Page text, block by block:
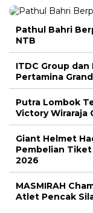
Pathul Bahri
NTB
ITDC Group
Pertamina
Putra Lombok
Victory Wiraraja
Giant Helmet
Pembelian
2026
MASMIRAH
Atlet Pencak